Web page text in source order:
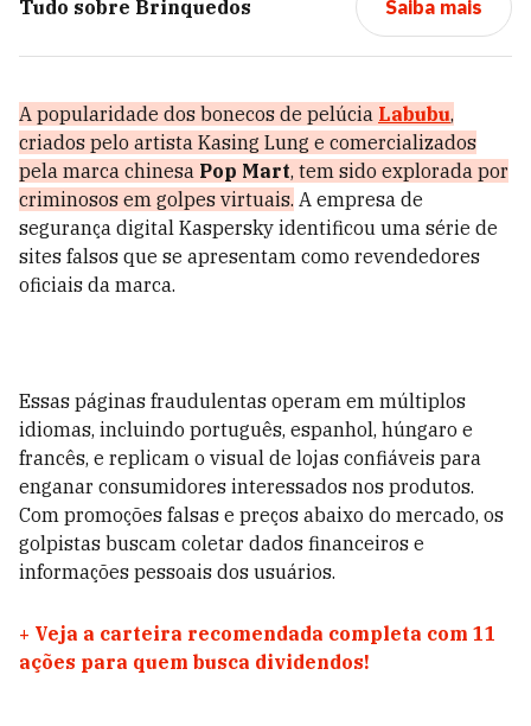
Tudo sobre Brinquedos Saiba mais
A popularidade dos bonecos de pelúcia Labubu,
criados pelo artista Kasing Lung e comercializados
pela marca chinesa Pop Mart, tem sido explorada por
criminosos em golpes virtuais. A empresa de
segurança digital Kaspersky identificou uma série de
sites falsos que se apresentam como revendedores
oficiais da marca.
Essas páginas fraudulentas operam em múltiplos
idiomas, incluindo português, espanhol, húngaro e
francês, e replicam o visual de lojas confiáveis para
enganar consumidores interessados nos produtos.
Com promoções falsas e preços abaixo do mercado, os
golpistas buscam coletar dados financeiros e
informações pessoais dos usuários.
+ Veja a carteira recomendada completa com 11
ações para quem busca dividendos!